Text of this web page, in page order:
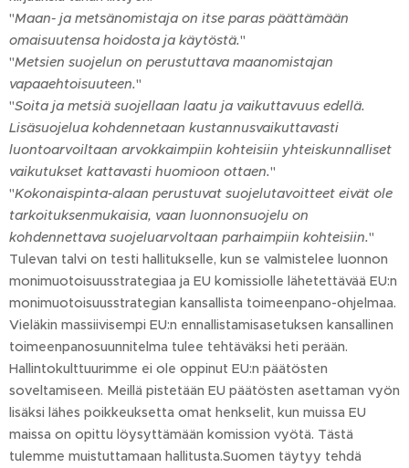
"Maan- ja metsänomistaja on itse paras päättämään
omaisuutensa hoidosta ja käytöstä."
"Metsien suojelun on perustuttava maanomistajan
vapaaehtoisuuteen."
"Soita ja metsiä suojellaan laatu ja vaikuttavuus edellä.
Lisäsuojelua kohdennetaan kustannusvaikuttavasti
luontoarvoiltaan arvokkaimpiin kohteisiin yhteiskunnalliset
vaikutukset kattavasti huomioon ottaen."
"Kokonaispinta-alaan perustuvat suojelutavoitteet eivät ole
tarkoituksenmukaisia, vaan luonnonsuojelu on
kohdennettava suojeluarvoltaan parhaimpiin kohteisiin."
Tulevan talvi on testi hallitukselle, kun se valmistelee luonnon
monimuotoisuusstrategiaa ja EU komissiolle lähetettävää EU:n
monimuotoisuusstrategian kansallista toimeenpano-ohjelmaa.
Vieläkin massiivisempi EU:n ennallistamisasetuksen kansallinen
toimeenpanosuunnitelma tulee tehtäväksi heti perään.
Hallintokulttuurimme ei ole oppinut EU:n päätösten
soveltamiseen. Meillä pistetään EU päätösten asettaman vyön
lisäksi lähes poikkeuksetta omat henkselit, kun muissa EU
maissa on opittu löysyttämään komission vyötä. Tästä
tulemme muistuttamaan hallitusta.Suomen täytyy tehdä